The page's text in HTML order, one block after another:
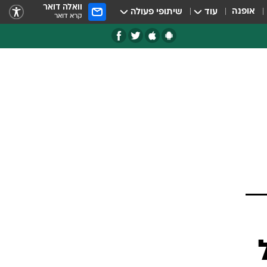
אופנה עוד שיתופי פעולה וואלה דואר
קרא דואר